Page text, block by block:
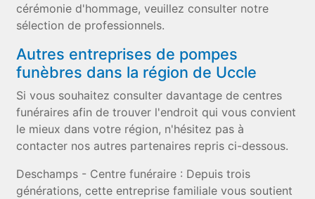
cérémonie d'hommage, veuillez consulter notre
sélection de professionnels.
Autres entreprises de pompes
funèbres dans la région de Uccle
Si vous souhaitez consulter davantage de centres
funéraires afin de trouver l'endroit qui vous convient
le mieux dans votre région, n'hésitez pas à
contacter nos autres partenaires repris ci-dessous.
Deschamps - Centre funéraire : Depuis trois
générations, cette entreprise familiale vous soutient